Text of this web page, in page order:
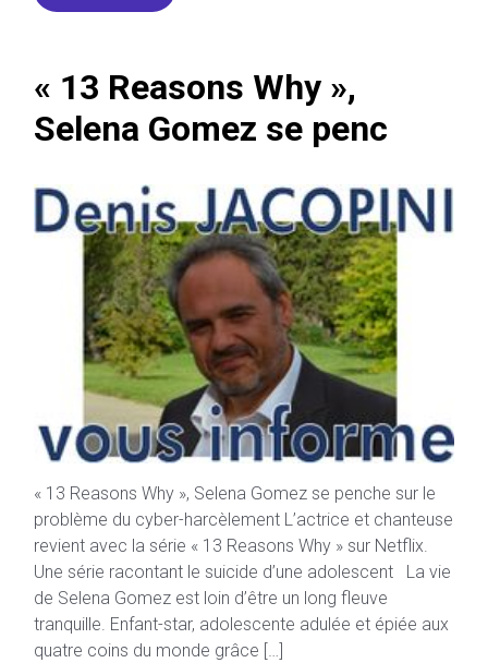
« 13 Reasons Why »,
Selena Gomez se penc
« 13 Reasons Why », Selena Gomez se penche sur le
problème du cyber-harcèlement L’actrice et chanteuse
revient avec la série « 13 Reasons Why » sur Netflix.
Une série racontant le suicide d’une adolescent La vie
de Selena Gomez est loin d’être un long fleuve
tranquille. Enfant-star, adolescente adulée et épiée aux
quatre coins du monde grâce […]